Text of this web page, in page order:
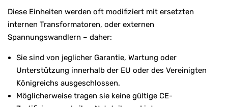
Diese Einheiten werden oft modifiziert mit ersetzten
internen Transformatoren, oder externen
Spannungswandlern – daher:
Sie sind von jeglicher Garantie, Wartung oder
Unterstützung innerhalb der EU oder des Vereinigten
Königreichs ausgeschlossen.
Möglicherweise tragen sie keine gültige CE-